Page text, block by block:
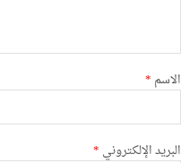
الاسم *
البريد الإلكتروني *